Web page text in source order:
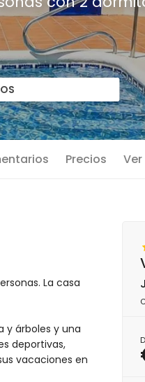
Precios
La casa
y árboles y una
deportivas,
vacaciones en